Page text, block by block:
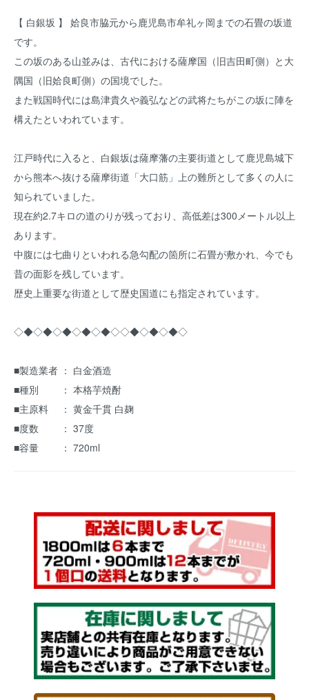
【 白銀坂 】 姶良市脇元から鹿児島市牟礼ヶ岡までの石畳の坂道
です。
この坂のある山並みは、古代における薩摩国（旧吉田町側）と大
隅国（旧姶良町側）の国境でした。
また戦国時代には島津貴久や義弘などの武将たちがこの坂に陣を
構えたといわれています。
江戸時代に入ると、白銀坂は薩摩藩の主要街道として鹿児島城下
から熊本へ抜ける薩摩街道「大口筋」上の難所として多くの人に
知られていました。
現在約2.7キロの道のりが残っており、高低差は300メートル以上
あります。
中腹には七曲りといわれる急勾配の箇所に石畳が敷かれ、今でも
昔の面影を残しています。
歴史上重要な街道として歴史国道にも指定されています。
◇◆◇◆◇◆◇◆◇◆◇◇◆◇◆◇◆◇
■製造業者 ： 白金酒造
■種別 ： 本格芋焼酎
■主原料 ： 黄金千貫 白麹
■度数 ： 37度
■容量 ： 720ml